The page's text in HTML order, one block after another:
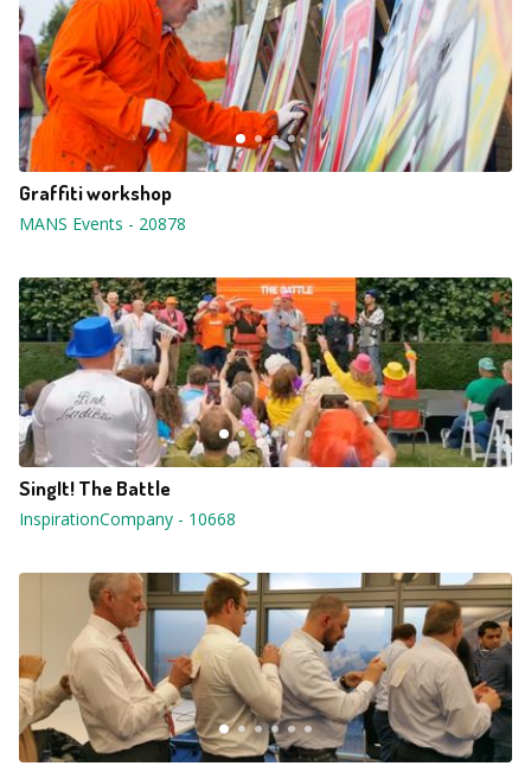
Graffiti workshop
MANS Events - 20878
SingIt! The Battle
InspirationCompany - 10668